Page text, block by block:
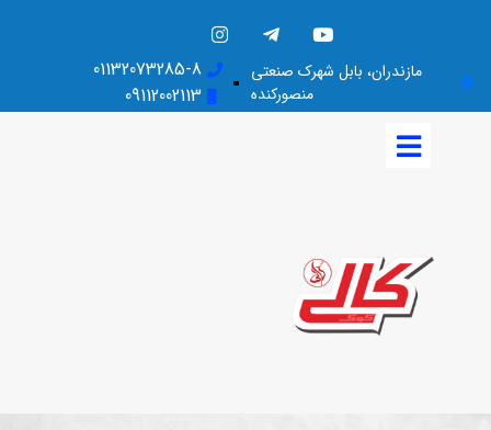
مازندران، بابل شهرک صنعتی
منصورکنده
01132073285-8
09112002113